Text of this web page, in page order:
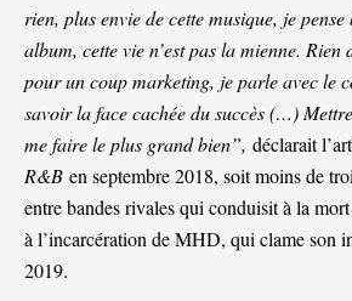
rien, plus envie de cette musique, je
album, cette vie n’est pas la mienne. Rien
pour un coup marketing, je parle avec le
savoir la face cachée du succès (…)
me faire le plus grand bien”, déclarait
R&B en septembre 2018, soit moins de
entre bandes rivales qui conduisit à la
à l’incarcération de MHD, qui clame son
2019.